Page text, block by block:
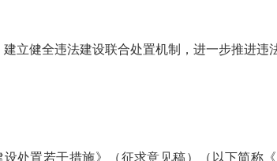
立健全违法建设联合处置机制，进一步推进违
设处置若干措施》（征求意见稿）（以下简称